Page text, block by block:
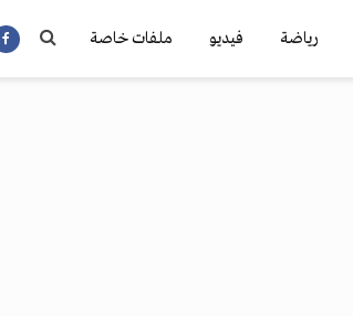
رياضة فيديو ملفات خاصة